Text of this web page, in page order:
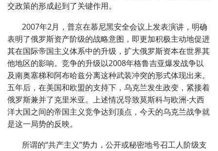
交政策的形成起到了关键作用。
2007年2月，普京在慕尼黑安全会议上发表演讲，明确
表明了俄罗斯资产阶级的战略意图，即更加积极主动地促进
其在国际帝国主义体系中的升级，扩大俄罗斯资本在世界其
他地区的影响。竞争的升级以2008年格鲁吉亚爆发战争以
及南奥塞梯和阿布哈兹分离这种武装冲突的形式体现出来。
五年后，在美国和欧盟的支持下，乌克兰发生政变，紧接着
俄罗斯兼并了克里米亚。上述情况导致莫斯科与欧洲-大西
洋大国之间的帝国主义竞争达到顶点，今天的乌克兰战争就
是这一局势的反映。
所谓的“共产主义”势力，公开或秘密地号召工人阶级支